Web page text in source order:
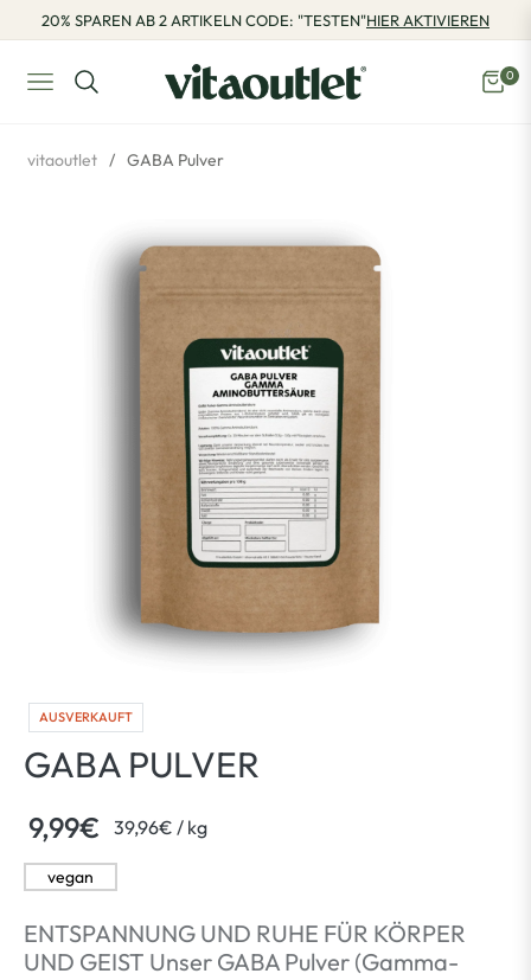
20% SPAREN AB 2 ARTIKELN CODE: "TESTEN"HIER AKTIVIEREN
Navigation
0
vitaoutlet / GABA Pulver
AUSVERKAUFT
GABA PULVER
Normaler
Preis
9,99€ 39,96€ / per
kg
vegan
ENTSPANNUNG UND RUHE FÜR KÖRPER
UND GEIST Unser GABA Pulver (Gamma-